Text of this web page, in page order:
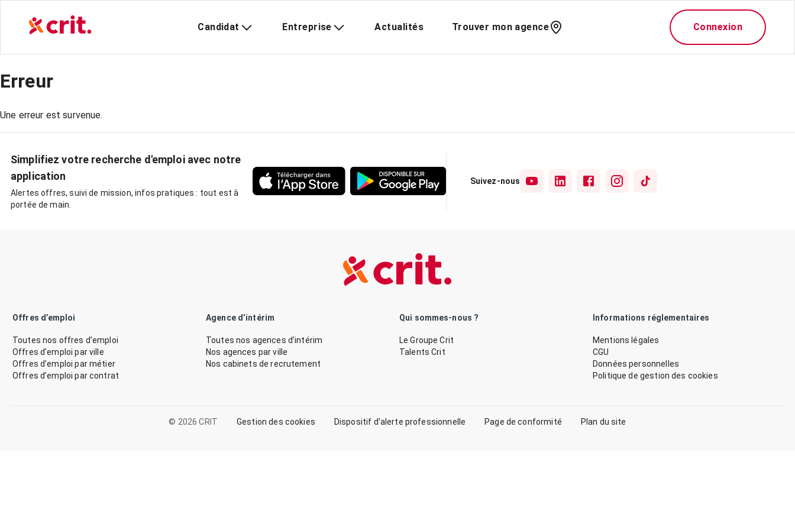
Candidat Entreprise Actualités Trouver mon agence Connexion
Erreur
Une erreur est survenue.
Simplifiez votre recherche d'emploi avec notre
application
Alertes offres, suivi de mission, infos pratiques : tout est à
portée de main.
Suivez-nous
Offres d’emploi
Toutes nos offres d’emploi
Offres d’emploi par ville
Offres d’emploi par métier
Offres d’emploi par contrat
Agence d’intérim
Toutes nos agences d’intérim
Nos agences par ville
Nos cabinets de recrutement
Qui sommes-nous ?
Le Groupe Crit
Talents Crit
Informations réglementaires
Mentions légales
CGU
Données personnelles
Politique de gestion des cookies
© 2026 CRIT Gestion des cookies Dispositif d’alerte professionnelle Page de conformité Plan du site